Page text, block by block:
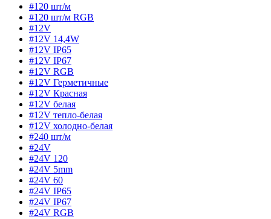
#120 шт/м
#120 шт/м RGB
#12V
#12V 14,4W
#12V IP65
#12V IP67
#12V RGB
#12V Герметичные
#12V Красная
#12V белая
#12V тепло-белая
#12V холодно-белая
#240 шт/м
#24V
#24V 120
#24V 5mm
#24V 60
#24V IP65
#24V IP67
#24V RGB